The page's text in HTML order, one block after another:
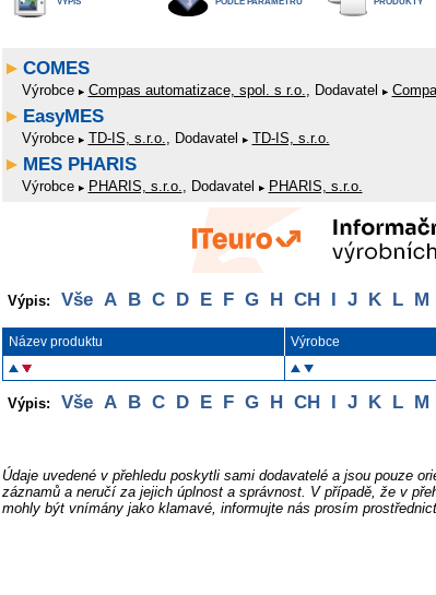
COMES
Výrobce Compas automatizace, spol. s r.o., Dodavatel
EasyMES
Výrobce TD-IS, s.r.o., Dodavatel TD-IS, s.r.o.
MES PHARIS
Výrobce PHARIS, s.r.o., Dodavatel PHARIS, s.r.o.
Výpis: Vše A B C D E F G H CH I J K L M
Název produktu Výrobce
Výpis: Vše A B C D E F G H CH I J K L M
Údaje uvedené v přehledu poskytli sami dodavatelé a jsou pouze
záznamů a neručí za jejich úplnost a správnost. V případě, že v
mohly být vnímány jako klamavé, informujte nás prosím